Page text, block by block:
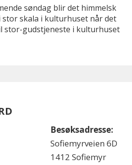
søndag blir det himmelsk
stor skala i kulturhuset når det
stor-gudstjeneste i kulturhuset
Besøksadresse:
Sofiemyrveien 6D
1412 Sofiemyr